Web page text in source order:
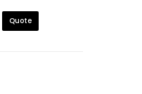
Quote